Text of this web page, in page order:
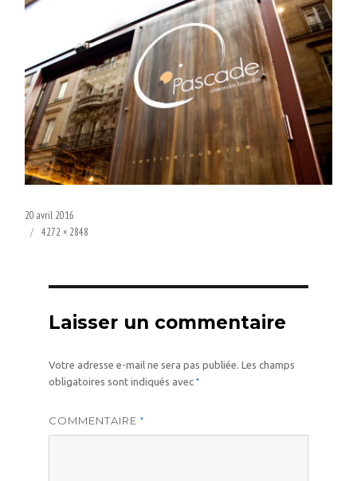
Publié
le
20 avril 2016
Taille
4272 × 2848
Laisser un commentaire
Votre adresse e-mail ne sera pas publiée. Les champs
obligatoires sont indiqués avec *
COMMENTAIRE *